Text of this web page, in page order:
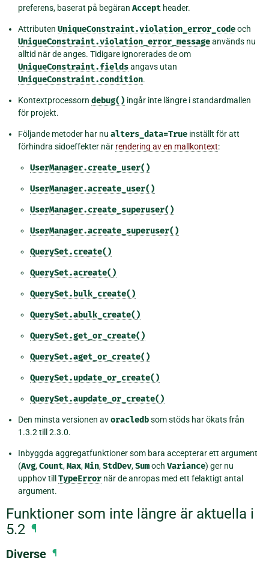
preferens, baserat på begäran Accept header.
Attributen UniqueConstraint.violation_error_codeoch
UniqueConstraint.violation_error_messageanvänds nu
alltid när de anges. Tidigare ignorerades de om
UniqueConstraint.fieldsangavs utan
UniqueConstraint.condition.
Kontextprocessorn debug() ingår inte längre i standardmallen
för projekt.
Följande metoder har nu alters_data=True inställt för att
förhindra sidoeffekter när rendering av en mallkontext:
UserManager.create_user()
UserManager.acreate_user()
UserManager.create_superuser()
UserManager.acreate_superuser()
QuerySet.create()
QuerySet.acreate()
QuerySet.bulk_create()
QuerySet.abulk_create()
QuerySet.get_or_create()
QuerySet.aget_or_create()
QuerySet.update_or_create()
QuerySet.aupdate_or_create()
Den minsta versionen avoracledbsom stöds har ökats från
1.3.2 till 2.3.0.
Inbyggda aggregatfunktioner som bara accepterar ett argument
(Avg,Count,Max,Min,StdDev,Sumoch Variance) ger nu
upphov till TypeError när de anropas med ett felaktigt antal
argument.
Funktioner som inte längre är aktuella i
5.2 ¶
Diverse ¶